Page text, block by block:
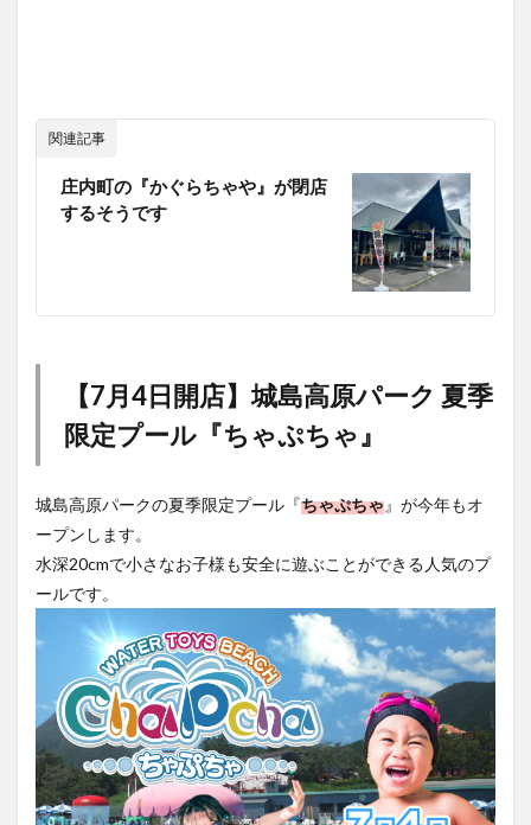
関連記事
庄内町の『かぐらちゃや』が閉店
するそうです
【7月4日開店】城島高原パーク 夏季
限定プール『ちゃぷちゃ』
城島高原パークの夏季限定プール『ちゃぷちゃ』が今年もオ
ープンします。
水深20cmで小さなお子様も安全に遊ぶことができる人気のプ
ールです。